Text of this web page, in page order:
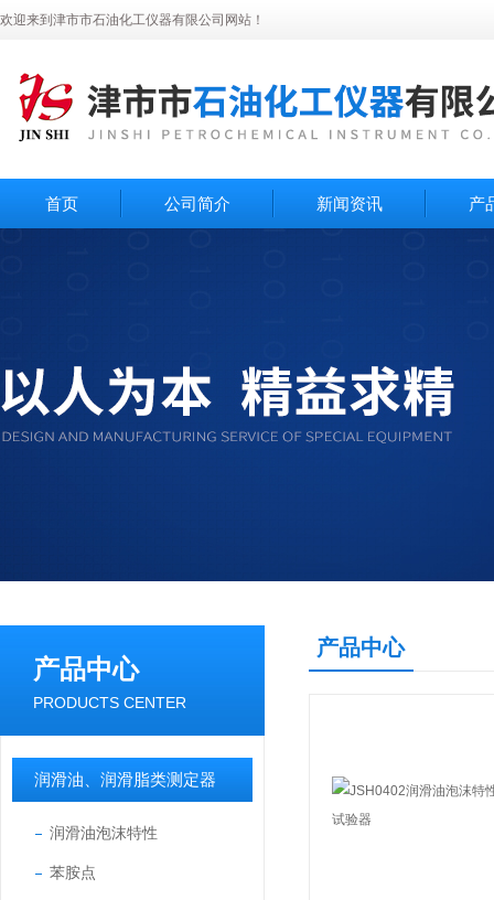
欢迎来到津市市石油化工仪器有限公司网站！
首页 公司简介 新闻资讯 产
产品中心
PRODUCTS CENTER
润滑油、润滑脂类测定器
润滑油泡沫特性
苯胺点
产品中心